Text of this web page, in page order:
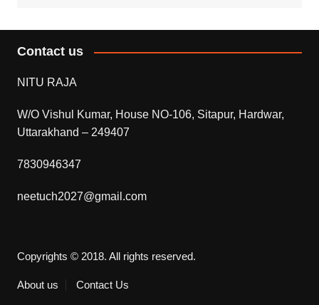
Contact us
NITU RAJA
W/O Vishul Kumar, House NO-106, Sitapur, Hardwar,
Uttarakhand – 249407
7830946347
neetuch2027@gmail.com
Copyrights © 2018. All rights reserved.
About us Contact Us